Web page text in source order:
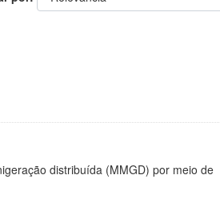
distribuída (MMGD) por meio de